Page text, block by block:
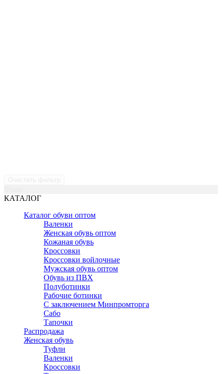
КАТАЛОГ
Каталог обуви оптом
Валенки
Женская обувь оптом
Кожаная обувь
Кроссовки
Кроссовки войлочные
Мужская обувь оптом
Обувь из ПВХ
Полуботинки
Рабочие ботинки
С заключением Минпромторга
Сабо
Тапочки
Распродажа
Женская обувь
Туфли
Валенки
Кроссовки